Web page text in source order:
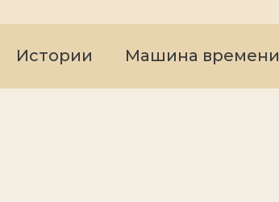
Истории Машина времени